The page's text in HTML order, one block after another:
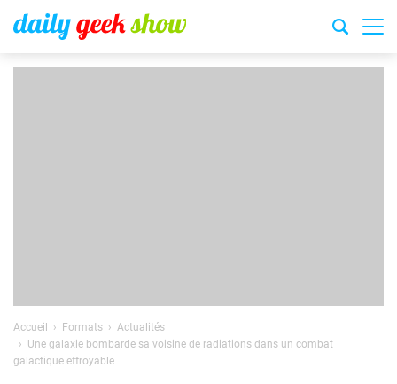
Accueil Formats
Actualités
Une galaxie bombarde sa voisine de radiations dans un combat
galactique effroyable